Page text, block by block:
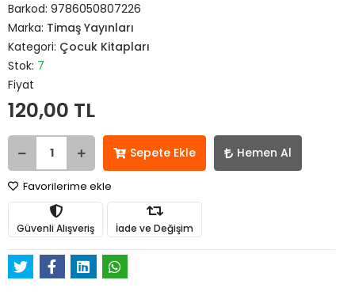
Barkod: 9786050807226
Marka: Timaş Yayınları
Kategori: Çocuk Kitapları
Stok: 7
Fiyat
120,00 TL
Sepete Ekle Hemen Al
Favorilerime ekle
Güvenli Alışveriş İade ve Değişim